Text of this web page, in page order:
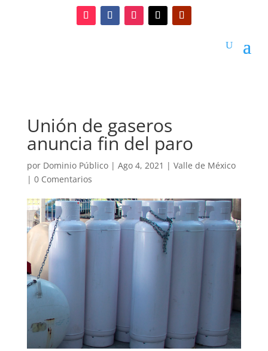
Unión de gaseros
anuncia fin del paro
por Dominio Público| Ago 4, 2021 | Valle de México
| 0 Comentarios